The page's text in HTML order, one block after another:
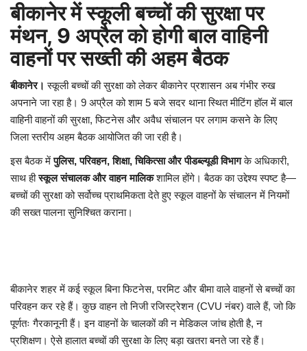
बीकानेर में स्कूली बच्चों की सुरक्षा पर
मंथन, 9 अप्रैल को होगी बाल वाहिनी
वाहनों पर सख्ती की अहम बैठक
बीकानेर।स्कूली बच्चों की सुरक्षा को लेकर बीकानेर प्रशासन अब गंभीर रुख
अपनाने जा रहा है। 9 अप्रैल को शाम 5 बजे सदर थाना स्थित मीटिंग हॉल में बाल
वाहिनी वाहनों की सुरक्षा, फिटनेस और अवैध संचालन पर लगाम कसने के लिए
जिला स्तरीय अहम बैठक आयोजित की जा रही है।
इस बैठक मेंपुलिस, परिवहन, शिक्षा, चिकित्सा और पीडब्ल्यूडी विभागके अधिकारी,
साथ हीस्कूल संचालक और वाहन मालिकशामिल होंगे। बैठक का उद्देश्य स्पष्ट है—
बच्चों की सुरक्षा को सर्वोच्च प्राथमिकता देते हुए स्कूल वाहनों के संचालन में नियमों
की सख्त पालना सुनिश्चित कराना।
बीकानेर शहर में कई स्कूल बिना फिटनेस, परमिट और बीमा वाले वाहनों से बच्चों का
परिवहन कर रहे हैं। कुछ वाहन तो निजी रजिस्ट्रेशन (CVU नंबर) वाले हैं, जो कि
पूर्णतः गैरकानूनी हैं। इन वाहनों के चालकों की न मेडिकल जांच होती है, न
प्रशिक्षण। ऐसे हालात बच्चों की सुरक्षा के लिए बड़ा खतरा बनते जा रहे हैं।